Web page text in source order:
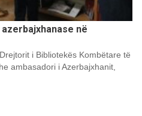
në
i Bibliotekës Kombëtare të
ambasadori i Azerbajxhanit,